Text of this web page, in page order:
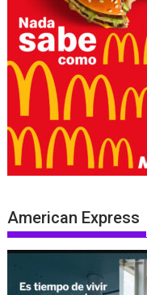
American Express